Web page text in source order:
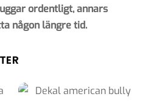
ordentligt, annars
någon längre tid.